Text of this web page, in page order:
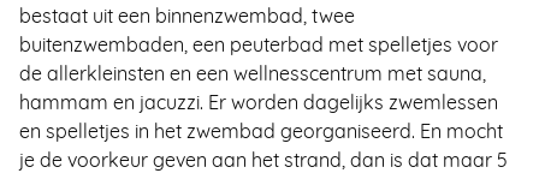
bestaat uit een binnenzwembad, twee
buitenzwembaden, een peuterbad met spelletjes voor
de allerkleinsten en een wellnesscentrum met sauna,
hammam en jacuzzi. Er worden dagelijks zwemlessen
en spelletjes in het zwembad georganiseerd. En mocht
je de voorkeur geven aan het strand, dan is dat maar 5